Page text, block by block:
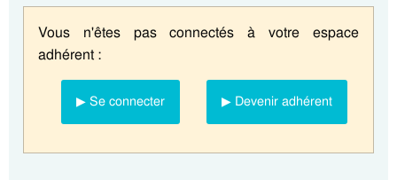
Vous n'êtes pas connectés à votre espace
adhérent :
▶ Se connecter ▶ Devenir adhérent